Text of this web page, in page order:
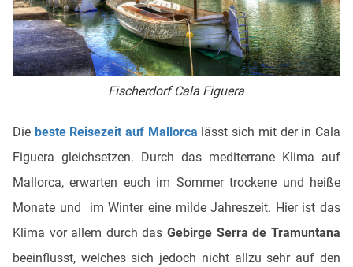
Fischerdorf Cala Figuera
Die beste Reisezeit auf Mallorca lässt sich mit der in Cala
Figuera gleichsetzen. Durch das mediterrane Klima auf
Mallorca, erwarten euch im Sommer trockene und heiße
Monate und im Winter eine milde Jahreszeit. Hier ist das
Klima vor allem durch dasGebirge Serra de Tramuntana
beeinflusst, welches sich jedoch nicht allzu sehr auf den